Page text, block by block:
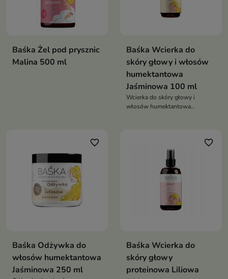
Baśka Żel pod prysznic
Malina 500 ml
Baśka Wcierka do
skóry głowy i włosów
humektantowa
Jaśminowa 100 ml
Wcierka do skóry głowy i
włosów humektantowa
favorite_border
Baśka Odżywka do
włosów humektantowa
Jaśminowa 250 ml
favorite_border
Baśka Wcierka do
skóry głowy
proteinowa Liliowa